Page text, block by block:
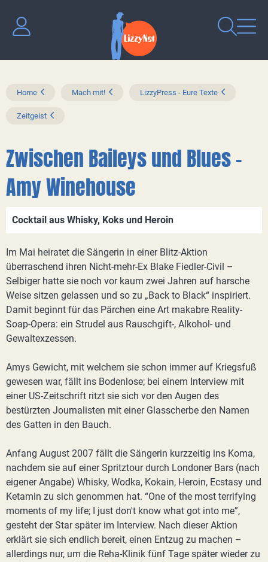
Home Mach mit! LizzyPress - Eure Texte
Zeitgeist
Zwischen Baileys und Blues –
Amy Winehouse
Cocktail aus Whisky, Koks und Heroin
Im Mai heiratet die Sängerin in einer Blitz-Aktion
überraschend ihren Nicht-mehr-Ex Blake Fiedler-Civil –
Selbiger hatte sie noch vor kaum zwei Jahren auf harsche
Weise sitzen gelassen und so zu „Back to Black“ inspiriert.
Damit beginnt für das Pärchen eine Art makabre Reality-
Soap-Opera: ein Strudel aus Rauschgift-, Alkohol- und
Gewaltexzessen.
Amys Gewicht, mit welchem sie schon immer auf Kriegsfuß
gewesen war, fällt ins Bodenlose; bei einem Interview mit
einer US-Zeitschrift ritzt sie sich vor den Augen des
bestürzten Journalisten mit einer Glasscherbe den Namen
des Gatten in den Bauch.
Anfang August 2007 fällt die Sängerin kurzzeitig ins Koma,
nachdem sie auf einer Spritztour durch Londoner Bars (nach
eigener Angabe) Whisky, Wodka, Kokain, Heroin, Ecstasy und
Ketamin zu sich genommen hat. “One of the most terrifying
moments of my life; I just don't know what got into me”,
gesteht der Star später im Interview. Nach dieser Aktion
erklärt sie sich endlich bereit, einen Entzug zu machen –
allerdings nur, um die Reha-Klinik fünf Tage später wieder zu